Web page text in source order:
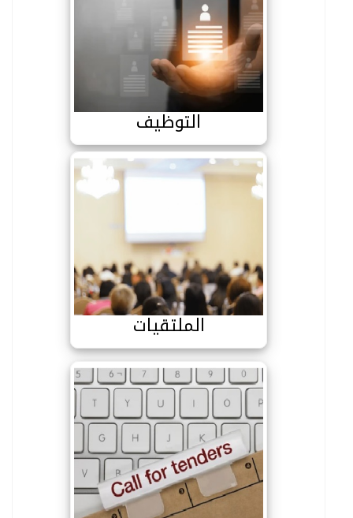
التوظيف
التوظيف
الملتقيات
الملتقيات
الاستشارات